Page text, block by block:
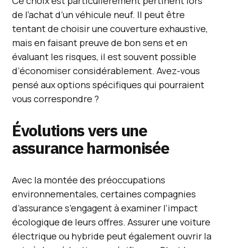
de l’achat d’un véhicule neuf. Il peut être
tentant de choisir une couverture exhaustive,
mais en faisant preuve de bon sens et en
évaluant les risques, il est souvent possible
d’économiser considérablement. Avez-vous
pensé aux options spécifiques qui pourraient
vous correspondre ?
Évolutions vers une
assurance harmonisée
Avec la montée des préoccupations
environnementales, certaines compagnies
d’assurance s’engagent à examiner l’impact
écologique de leurs offres. Assurer une voiture
électrique ou hybride peut également ouvrir la